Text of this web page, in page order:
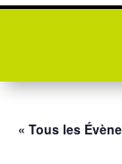
« Tous les